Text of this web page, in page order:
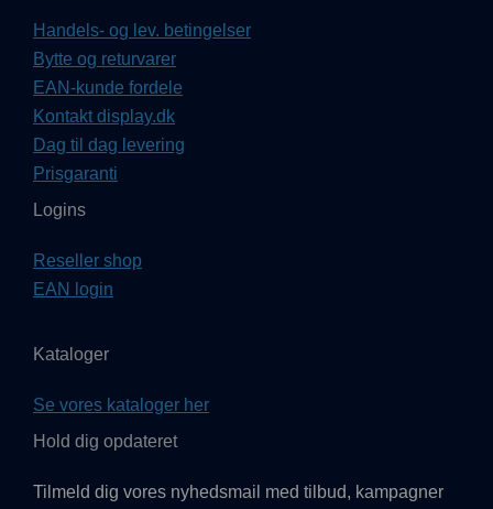
Handels- og lev. betingelser
Bytte og returvarer
EAN-kunde fordele
Kontakt display.dk
Dag til dag levering
Prisgaranti
Logins
Reseller shop
EAN login
Kataloger
Se vores kataloger her
Hold dig opdateret
Tilmeld dig vores nyhedsmail med tilbud, kampagner